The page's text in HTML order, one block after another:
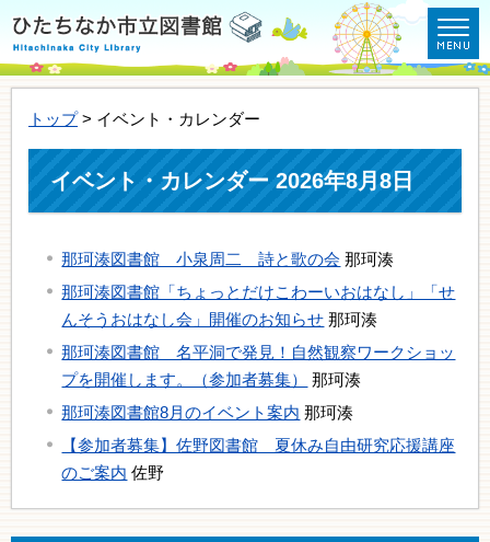
トップ> イベント・カレンダー
イベント・カレンダー 2026年8月8日
那珂湊図書館 小泉周二 詩と歌の会 那珂湊
那珂湊図書館「ちょっとだけこわーいおはなし」「せ
んそうおはなし会」開催のお知らせ 那珂湊
那珂湊図書館 名平洞で発見！自然観察ワークショッ
プを開催します。（参加者募集）
那珂湊
那珂湊図書館8月のイベント案内 那珂湊
【参加者募集】佐野図書館 夏休み自由研究応援講座
のご案内 佐野